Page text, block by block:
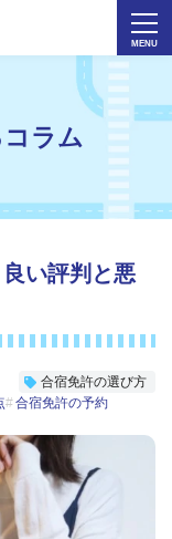
ラム
い評判と悪
合宿免許の選び方
合宿免許の予約